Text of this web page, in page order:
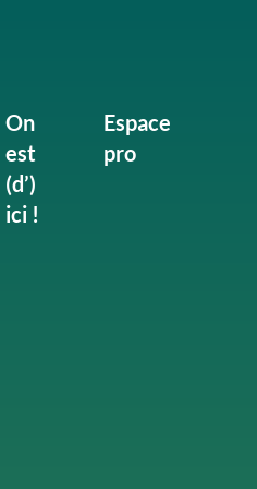
On
est
(d’)
ici !
Espace
pro